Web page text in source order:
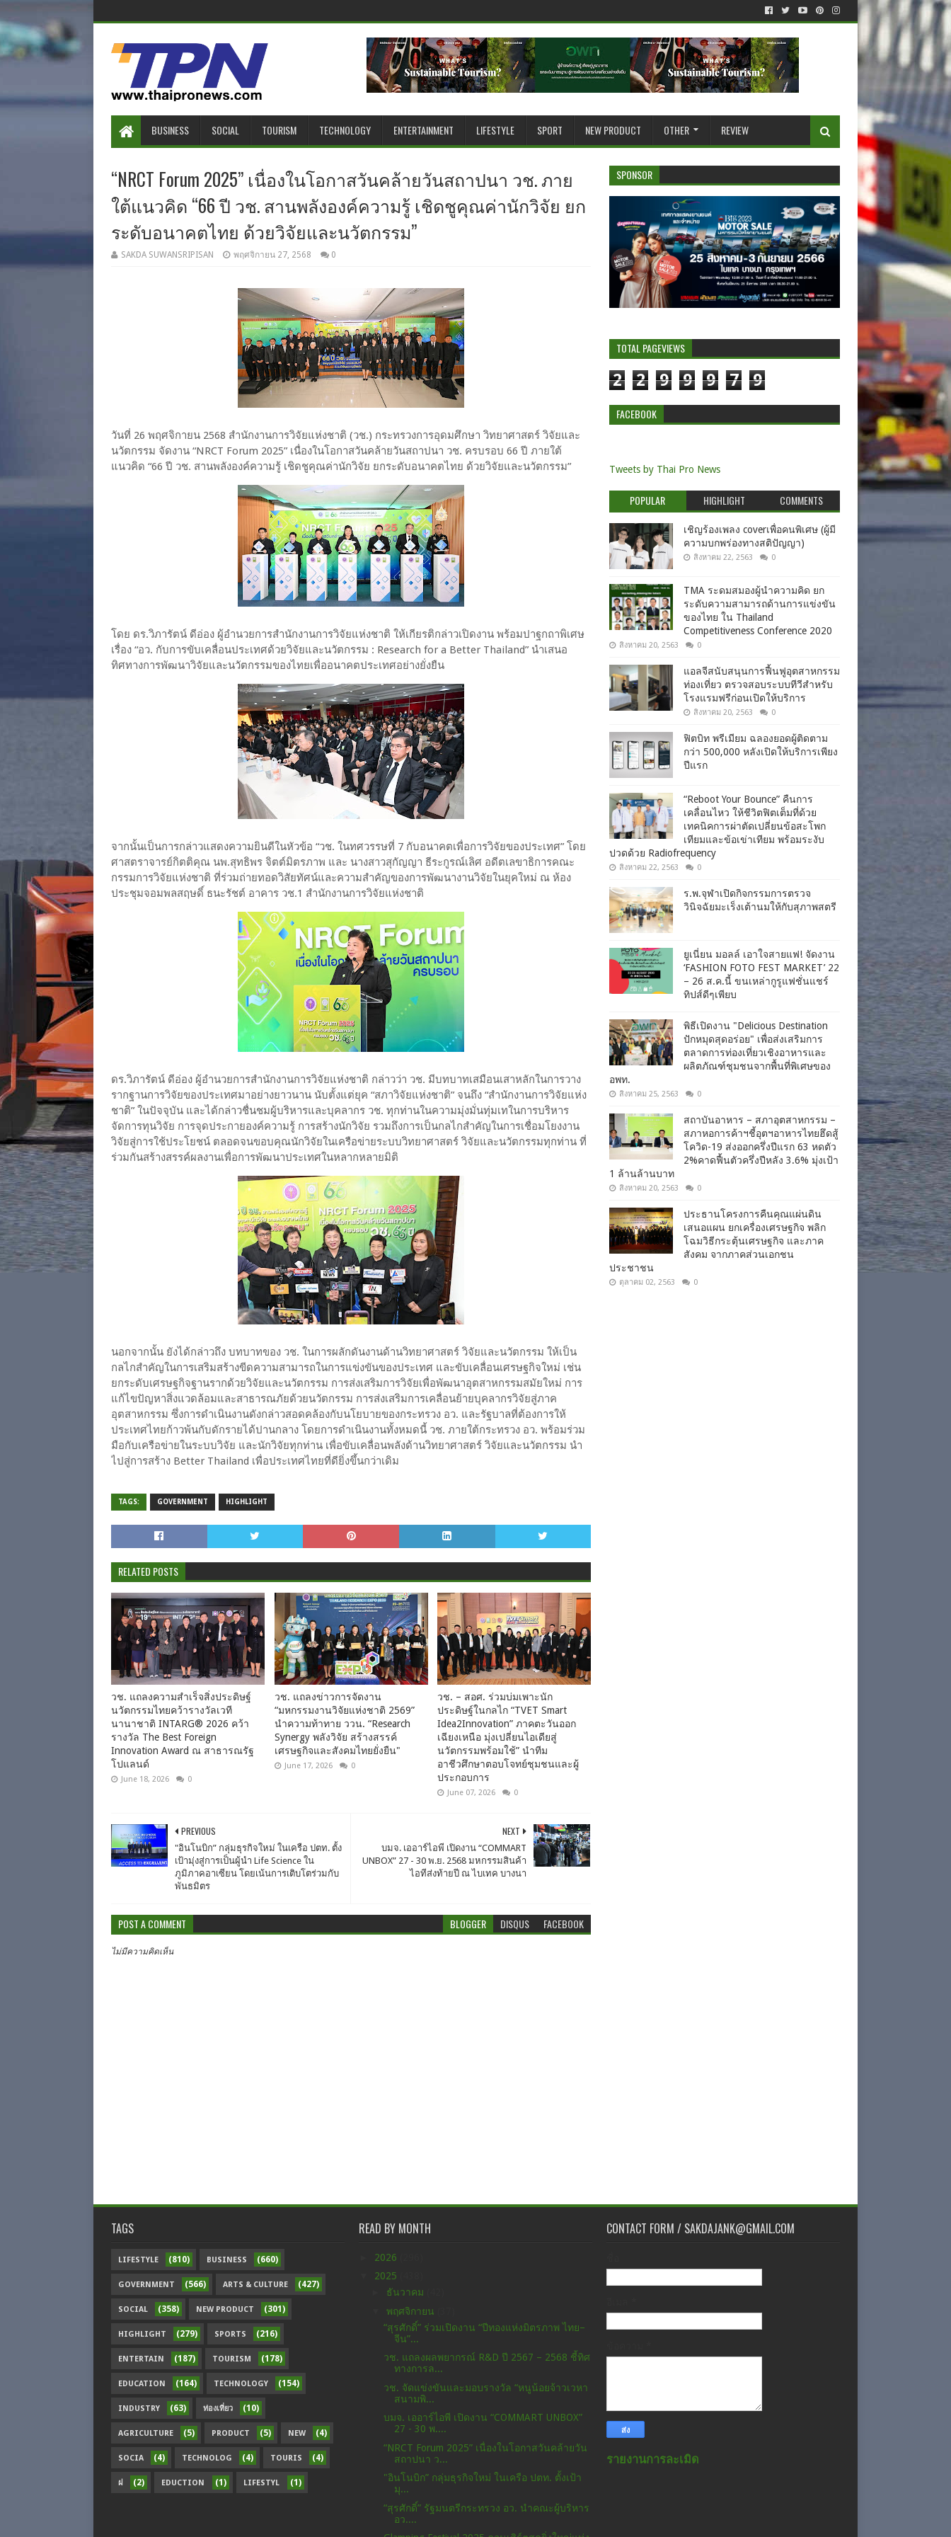
BUSINESS SOCIAL TOURISM TECHNOLOGY ENTERTAINMENT LIFESTYLE SPORT NEW PRODUCT OTHER REVIEW
“NRCT Forum 2025” เนื่องในโอกาสวันคล้ายวันสถาปนา วช. ภาย
ใต้แนวคิด “66 ปี วช. สานพลังองค์ความรู้ เชิดชูคุณค่านักวิจัย ยก
ระดับอนาคตไทย ด้วยวิจัยและนวัตกรรม”
SAKDA SUWANSRIPISAN พฤศจิกายน 27, 2568 0
วันที่ 26 พฤศจิกายน 2568 สำนักงานการวิจัยแห่งชาติ (วช.) กระทรวงการอุดมศึกษา วิทยาศาสตร์ วิจัยและ
นวัตกรรม จัดงาน “NRCT Forum 2025” เนื่องในโอกาสวันคล้ายวันสถาปนา วช. ครบรอบ 66 ปี ภายใต้
แนวคิด “66 ปี วช. สานพลังองค์ความรู้ เชิดชูคุณค่านักวิจัย ยกระดับอนาคตไทย ด้วยวิจัยและนวัตกรรม”
โดย ดร.วิภารัตน์ ดีอ่อง ผู้อำนวยการสำนักงานการวิจัยแห่งชาติ ให้เกียรติกล่าวเปิดงาน พร้อมปาฐกถาพิเศษ
เรื่อง “อว. กับการขับเคลื่อนประเทศด้วยวิจัยและนวัตกรรม : Research for a Better Thailand” นำเสนอ
ทิศทางการพัฒนาวิจัยและนวัตกรรมของไทยเพื่ออนาคตประเทศอย่างยั่งยืน
จากนั้นเป็นการกล่าวแสดงความยินดีในหัวข้อ “วช. ในทศวรรษที่ 7 กับอนาคตเพื่อการวิจัยของประเทศ” โดย
ศาสตราจารย์กิตติคุณ นพ.สุทธิพร จิตต์มิตรภาพ และ นางสาวสุกัญญา ธีระกูรณ์เลิศ อดีตเลขาธิการคณะ
กรรมการวิจัยแห่งชาติ ที่ร่วมถ่ายทอดวิสัยทัศน์และความสำคัญของการพัฒนางานวิจัยในยุคใหม่ ณ ห้อง
ประชุมจอมพลสฤษดิ์ ธนะรัชต์ อาคาร วช.1 สำนักงานการวิจัยแห่งชาติ
ดร.วิภารัตน์ ดีอ่อง ผู้อำนวยการสำนักงานการวิจัยแห่งชาติ กล่าวว่า วช. มีบทบาทเสมือนเสาหลักในการวาง
รากฐานการวิจัยของประเทศมาอย่างยาวนาน นับตั้งแต่ยุค “สภาวิจัยแห่งชาติ” จนถึง “สำนักงานการวิจัยแห่ง
ชาติ” ในปัจจุบัน และได้กล่าวชื่นชมผู้บริหารและบุคลากร วช. ทุกท่านในความมุ่งมั่นทุ่มเทในการบริหาร
จัดการทุนวิจัย การจุดประกายองค์ความรู้ การสร้างนักวิจัย รวมถึงการเป็นกลไกสำคัญในการเชื่อมโยงงาน
วิจัยสู่การใช้ประโยชน์ ตลอดจนขอบคุณนักวิจัยในเครือข่ายระบบวิทยาศาสตร์ วิจัยและนวัตกรรมทุกท่าน ที่
ร่วมกันสร้างสรรค์ผลงานเพื่อการพัฒนาประเทศในหลากหลายมิติ
นอกจากนั้น ยังได้กล่าวถึง บทบาทของ วช. ในการผลักดันงานด้านวิทยาศาสตร์ วิจัยและนวัตกรรม ให้เป็น
กลไกสำคัญในการเสริมสร้างขีดความสามารถในการแข่งขันของประเทศ และขับเคลื่อนเศรษฐกิจใหม่ เช่น
ยกระดับเศรษฐกิจฐานรากด้วยวิจัยและนวัตกรรม การส่งเสริมการวิจัยเพื่อพัฒนาอุตสาหกรรมสมัยใหม่ การ
แก้ไขปัญหาสิ่งแวดล้อมและสาธารณภัยด้วยนวัตกรรม การส่งเสริมการเคลื่อนย้ายบุคลากรวิจัยสู่ภาค
อุตสาหกรรม ซึ่งการดำเนินงานดังกล่าวสอดคล้องกับนโยบายของกระทรวง อว. และรัฐบาลที่ต้องการให้
ประเทศไทยก้าวพ้นกับดักรายได้ปานกลาง โดยการดำเนินงานทั้งหมดนี้ วช. ภายใต้กระทรวง อว. พร้อมร่วม
มือกับเครือข่ายในระบบวิจัย และนักวิจัยทุกท่าน เพื่อขับเคลื่อนพลังด้านวิทยาศาสตร์ วิจัยและนวัตกรรม นำ
ไปสู่การสร้าง Better Thailand เพื่อประเทศไทยที่ดียิ่งขึ้นกว่าเดิม
TAGS: GOVERNMENT HIGHLIGHT
RELATED POSTS
วช. แถลงความสำเร็จสิ่งประดิษฐ์
นวัตกรรมไทยคว้ารางวัลเวที
นานาชาติ INTARG® 2026 คว้า
รางวัล The Best Foreign
Innovation Award ณ สาธารณรัฐ
โปแลนด์
June 18, 2026 0
วช. แถลงข่าวการจัดงาน
“มหกรรมงานวิจัยแห่งชาติ 2569”
นำความท้าทาย ววน. “Research
Synergy พลังวิจัย สร้างสรรค์
เศรษฐกิจและสังคมไทยยั่งยืน"
June 17, 2026 0
วช. – สอศ. ร่วมบ่มเพาะนัก
ประดิษฐ์ในกลไก “TVET Smart
Idea2Innovation” ภาคตะวันออก
เฉียงเหนือ มุ่งเปลี่ยนไอเดียสู่
นวัตกรรมพร้อมใช้” นำทีม
อาชีวศึกษาตอบโจทย์ชุมชนและผู้
ประกอบการ
June 07, 2026 0
NEXT
บมจ. เออาร์ไอพี เปิดงาน “COMMART
UNBOX” 27 - 30 พ.ย. 2568 มหกรรมสินค้า
ไอทีส่งท้ายปี ณ ไบเทค บางนา
PREVIOUS
"อินโนบิก” กลุ่มธุรกิจใหม่ ในเครือ ปตท. ตั้ง
เป้ามุ่งสู่การเป็นผู้นำ Life Science ใน
ภูมิภาคอาเซียน โดยเน้นการเติบโตร่วมกับ
พันธมิตร
POST A COMMENT BLOGGER DISQUS FACEBOOK
ไม่มีความคิดเห็น
SPONSOR
TOTAL PAGEVIEWS
2 2 9 9 9 7 9
FACEBOOK
Tweets by Thai Pro News
POPULAR HIGHLIGHT COMMENTS
เชิญร้องเพลง coverเพื่อคนพิเศษ (ผู้มี
ความบกพร่องทางสติปัญญา)
สิงหาคม 22, 2563 0
TMA ระดมสมองผู้นำความคิด ยก
ระดับความสามารถด้านการแข่งขัน
ของไทย ใน Thailand
Competitiveness Conference 2020
สิงหาคม 20, 2563 0
แอลจีสนับสนุนการฟื้นฟูอุตสาหกรรม
ท่องเที่ยว ตรวจสอบระบบทีวีสำหรับ
โรงแรมฟรีก่อนเปิดให้บริการ
สิงหาคม 20, 2563 0
ฟิตบิท พรีเมียม ฉลองยอดผู้ติดตาม
กว่า 500,000 หลังเปิดให้บริการเพียง
ปีแรก
“Reboot Your Bounce” คืนการ
เคลื่อนไหว ให้ชีวิตฟิตเต็มที่ด้วย
เทคนิคการผ่าตัดเปลี่ยนข้อสะโพก
เทียมและข้อเข่าเทียม พร้อมระงับ
ปวดด้วย Radiofrequency
สิงหาคม 22, 2563 0
ร.พ.จุฬาเปิดกิจกรรมการตรวจ
วินิจฉัยมะเร็งเต้านมให้กับสุภาพสตรี
ยูเนี่ยน มอลล์ เอาใจสายแฟ! จัดงาน
‘FASHION FOTO FEST MARKET’ 22
– 26 ส.ค.นี้ ขนเหล่ากูรูแฟชั่นแชร์
ทิปส์ดีๆเพียบ
พิธีเปิดงาน "Delicious Destination
ปักหมุดสุดอร่อย" เพื่อส่งเสริมการ
ตลาดการท่องเที่ยวเชิงอาหารและ
ผลิตภัณฑ์ชุมชนจากพื้นที่พิเศษของ
อพท.
สิงหาคม 25, 2563 0
สถาบันอาหาร – สภาอุตสาหกรรม –
สภาหอการค้าฯชี้อุตฯอาหารไทยฮึดสู้
โควิด-19 ส่งออกครึ่งปีแรก 63 หดตัว
2%คาดฟื้นตัวครึ่งปีหลัง 3.6% มุ่งเป้า
1 ล้านล้านบาท
สิงหาคม 20, 2563 0
ประธานโครงการคืนคุณแผ่นดิน
เสนอแผน ยกเครื่องเศรษฐกิจ พลิก
โฉมวิธีกระตุ้นเศรษฐกิจ และภาค
สังคม จากภาคส่วนเอกชน
ประชาชน
ตุลาคม 02, 2563 0
TAGS
LIFESTYLE (810) BUSINESS (660)
GOVERNMENT (566) ARTS & CULTURE (427)
SOCIAL (358) NEW PRODUCT (301)
HIGHLIGHT (279) SPORTS (216)
ENTERTAIN (187) TOURISM (178)
EDUCATION (164) TECHNOLOGY (154)
INDUSTRY (63) ท่องเที่ยว (10)
AGRICULTURE (5) PRODUCT (5) NEW (4)
SOCIA (4) TECHNOLOG (4) TOURIS (4)
ฝ (2) EDUCTION (1) LIFESTYL (1)
READ BY MONTH
2026
2025
ธันวาคม
พฤศจิกายน
“สุรศักดิ์” ร่วมเปิดงาน “ปีทองแห่งมิตรภาพ ไทย–
จีน”...
วช. แถลงผลพยากรณ์ R&D ปี 2567 – 2568 ชี้ทิศ
ทางการล...
วช. จัดแข่งขันและมอบรางวัล “หนูน้อยจ้าวเวหา
สนามพิ...
บมจ. เออาร์ไอพี เปิดงาน “COMMART UNBOX”
27 - 30 พ....
“NRCT Forum 2025” เนื่องในโอกาสวันคล้ายวัน
สถาปนา ว...
"อินโนบิก” กลุ่มธุรกิจใหม่ ในเครือ ปตท. ตั้งเป้า
มุ...
“สุรศักดิ์” รัฐมนตรีกระทรวง อว. นำคณะผู้บริหาร
อว....
CONTACT FORM / SAKDAJANK@GMAIL.COM
รายงานการละเมิด